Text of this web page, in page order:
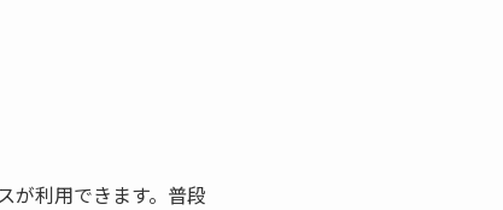
が利用できます。普段